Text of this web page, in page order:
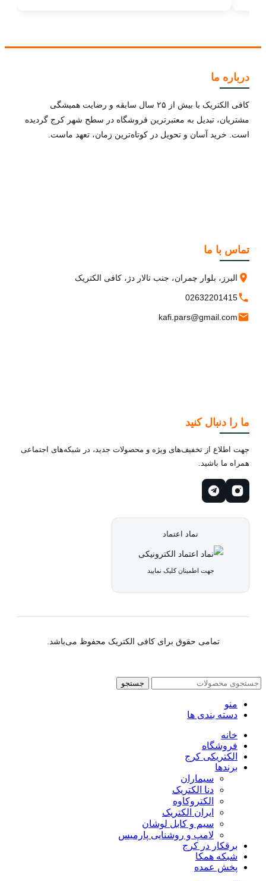
درباره ما
کافی الکتریک با بیش از ۲۵ سال سابقه و رضایت همیشگی
مشتریان، تبدیل به معتبرترین فروشگاه در سطح شهر کرج گردیده
است. خرید آسان و تحویل در کوتاه‌ترین زمان، تعهد ماست.
تماس با ما
البرز، بلوار چمران، جنب تالار دژ، کافی الکتریک
02632201415
kafi.pars@gmail.com
ما را دنبال کنید
جهت اطلاع از تخفیف‌های ویژه و محصولات جدید، در شبکه‌های اجتماعی
همراه ما باشید.
نماد اعتماد
جهت اطمینان کلیک نمایید
تمامی حقوق برای کافی الکتریک محفوظ می‌باشد.
جستجو
منو
دسته بندی ها
خانه
فروشگاه
الکتریکی کرج
برندها
سیماران
دنا الکتریک
الکتروکاوه
ایران الکتریک
سیم و کابل لوشان
لامپ و روشنایی پارمیس
برقکار در کرج
شبکه همکا
پخش عمده